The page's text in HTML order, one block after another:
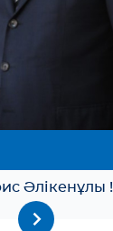
Әлікенұлы !